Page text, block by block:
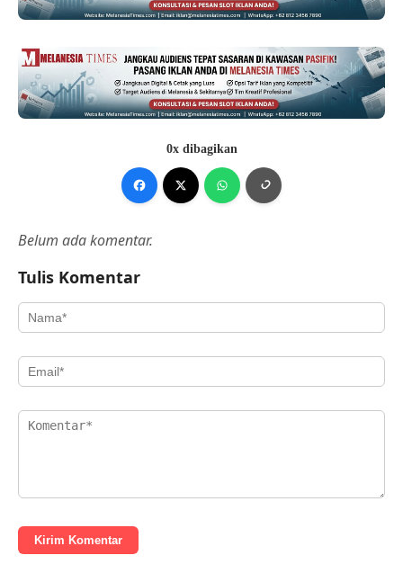
0x dibagikan
Belum ada komentar.
Tulis Komentar
Kirim Komentar